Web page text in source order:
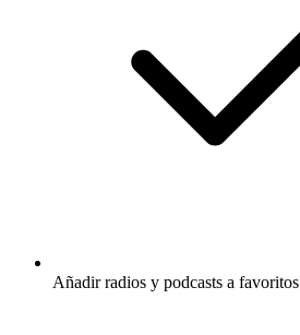
Añadir radios y podcasts a favoritos